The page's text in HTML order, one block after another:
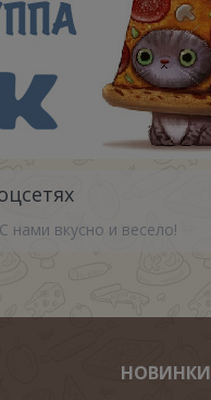
нами вкусно и весело!
НОВИНКИ